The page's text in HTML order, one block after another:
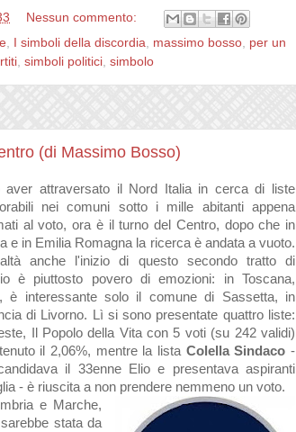
Nessun commento:
I simboli della discordia massimo bosso per un
simboli politici simbolo
(di Massimo Bosso)
aver attraversato il Nord Italia in cerca di liste
nei comuni sotto i mille abitanti appena
al voto, ora è il turno del Centro, dopo che in
e in Emilia Romagna la ricerca è andata a vuoto.
anche l'inizio di questo secondo tratto di
è piuttosto povero di emozioni: in Toscana,
è interessante solo il comune di Sassetta, in
di Livorno. Lì si sono presentate quattro liste:
Il Popolo della Vita con 5 voti (su 242 validi)
il 2,06%, mentre la lista Colella Sindaco -
il 33enne Elio e presentava aspiranti
- è riuscita a non prendere nemmeno un voto.
e Marche,
stata da